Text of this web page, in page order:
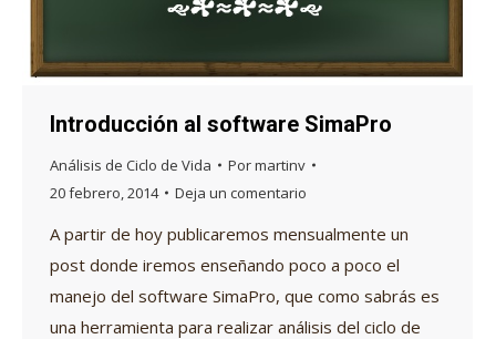
Introducción al software SimaPro
Análisis de Ciclo de Vida Pormartinv
20 febrero, 2014
Deja un comentario
A partir de hoy publicaremos mensualmente un
post donde iremos enseñando poco a poco el
manejo del software SimaPro, que como sabrás es
una herramienta para realizar análisis del ciclo de